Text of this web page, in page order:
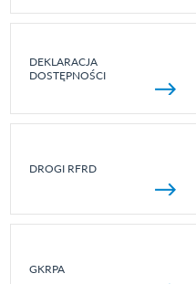
DEKLARACJA
DOSTĘPNOŚCI
DROGI RFRD
GKRPA